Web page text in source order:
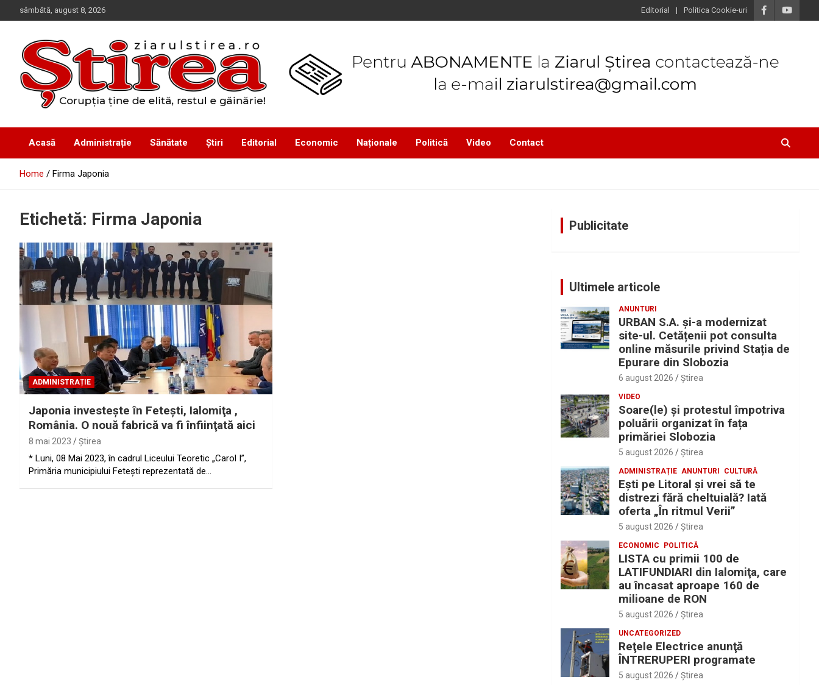
to
sâmbătă, august 8, 2026 Editorial Politica Cookie-uri
Ziarul Știrea
Acasă Administrație Sănătate Știri Editorial Economic Naționale Politică Video Contact
Home Firma Japonia
Etichetă: Firma Japonia
ADMINISTRAȚIE
Japonia investeşte în Feteşti, Ialomiţa ,
România. O nouă fabrică va fi înfiinţată aici
8 mai 2023 Ştirea
* Luni, 08 Mai 2023, în cadrul Liceului Teoretic „Carol I”,
Primăria municipiului Feteşti reprezentată de…
Publicitate
Ultimele articole
ANUNTURI
URBAN S.A. și-a modernizat
site-ul. Cetățenii pot consulta
online măsurile privind Stația de
Epurare din Slobozia
6 august 2026 Ştirea
VIDEO
Soare(le) și protestul împotriva
poluării organizat în fața
primăriei Slobozia
5 august 2026 Ştirea
ADMINISTRAȚIE ANUNTURI CULTURĂ
Eşti pe Litoral şi vrei să te
distrezi fără cheltuială? Iată
oferta „În ritmul Verii”
5 august 2026 Ştirea
ECONOMIC POLITICĂ
LISTA cu primii 100 de
LATIFUNDIARI din Ialomiţa, care
au încasat aproape 160 de
milioane de RON
5 august 2026 Ştirea
UNCATEGORIZED
Reţele Electrice anunţă
ÎNTRERUPERI programate
5 august 2026 Ştirea